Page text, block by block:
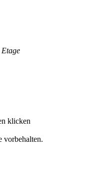
klicken